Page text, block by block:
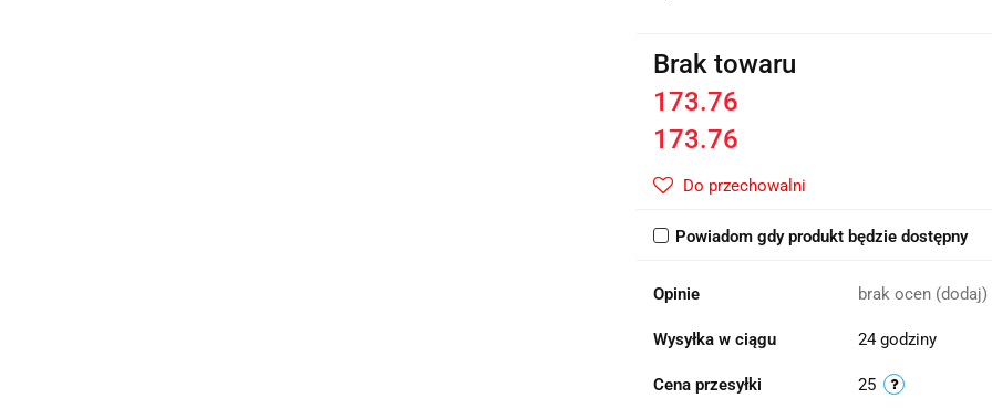
Brak towaru
173.76
173.76
Do przechowalni
Powiadom gdy produkt będzie dostępny
Opinie brak ocen (dodaj)
Wysyłka w ciągu 24 godziny
Cena przesyłki 25